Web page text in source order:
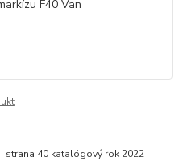
strana 40 katalógový rok 2022